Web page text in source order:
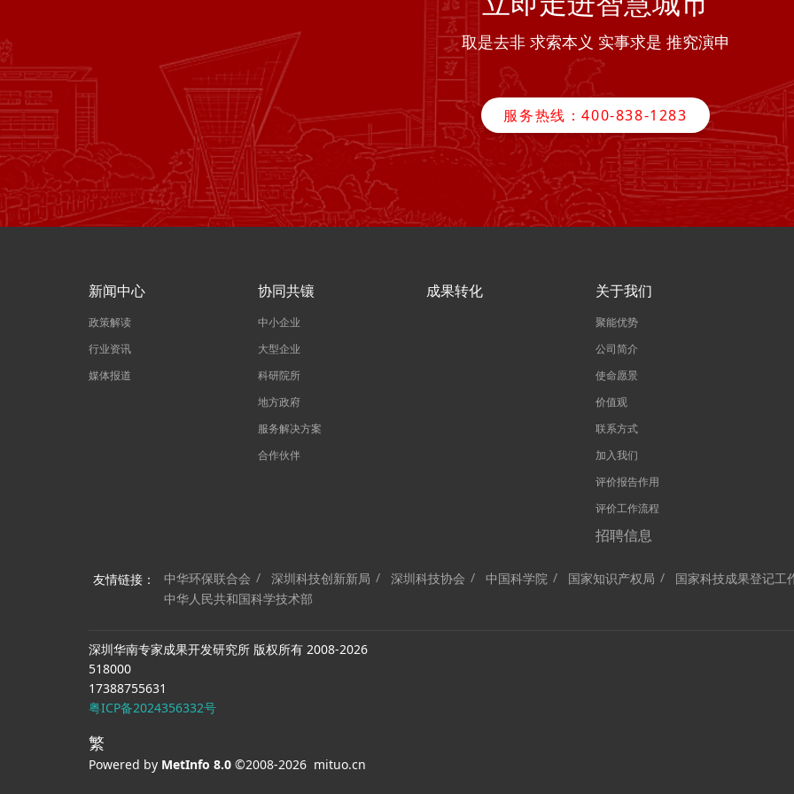
取是去非 求索本义 实事求是 推究演申
服务热线：400-838-1283
新闻中心
政策解读
行业资讯
媒体报道
协同共镶
中小企业
大型企业
科研院所
地方政府
服务解决方案
合作伙伴
成果转化 关于我们
聚能优势
公司简介
使命愿景
价值观
联系方式
加入我们
评价报告作用
评价工作流程
招聘信息
友情链接： 中华环保联合会 深圳科技创新新局 深圳科技协会 中国科学院 国家知识产权局
国家科技成果登记工
中华人民共和国科学技术部
深圳华南专家成果开发研究所 版权所有 2008-2026
518000
17388755631
粤ICP备2024356332号
繁
Powered by MetInfo 8.0 ©2008-2026 mituo.cn